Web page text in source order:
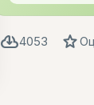
cloud_download4053 star